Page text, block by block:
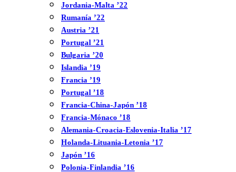
Jordania-Malta ’22
Rumanía ’22
Austria ’21
Portugal ’21
Bulgaria ’20
Islandia ’19
Francia ’19
Portugal ’18
Francia-China-Japón ’18
Francia-Mónaco ’18
Alemania-Croacia-Eslovenia-Italia ’17
Holanda-Lituania-Letonia ’17
Japón ’16
Polonia-Finlandia ’16